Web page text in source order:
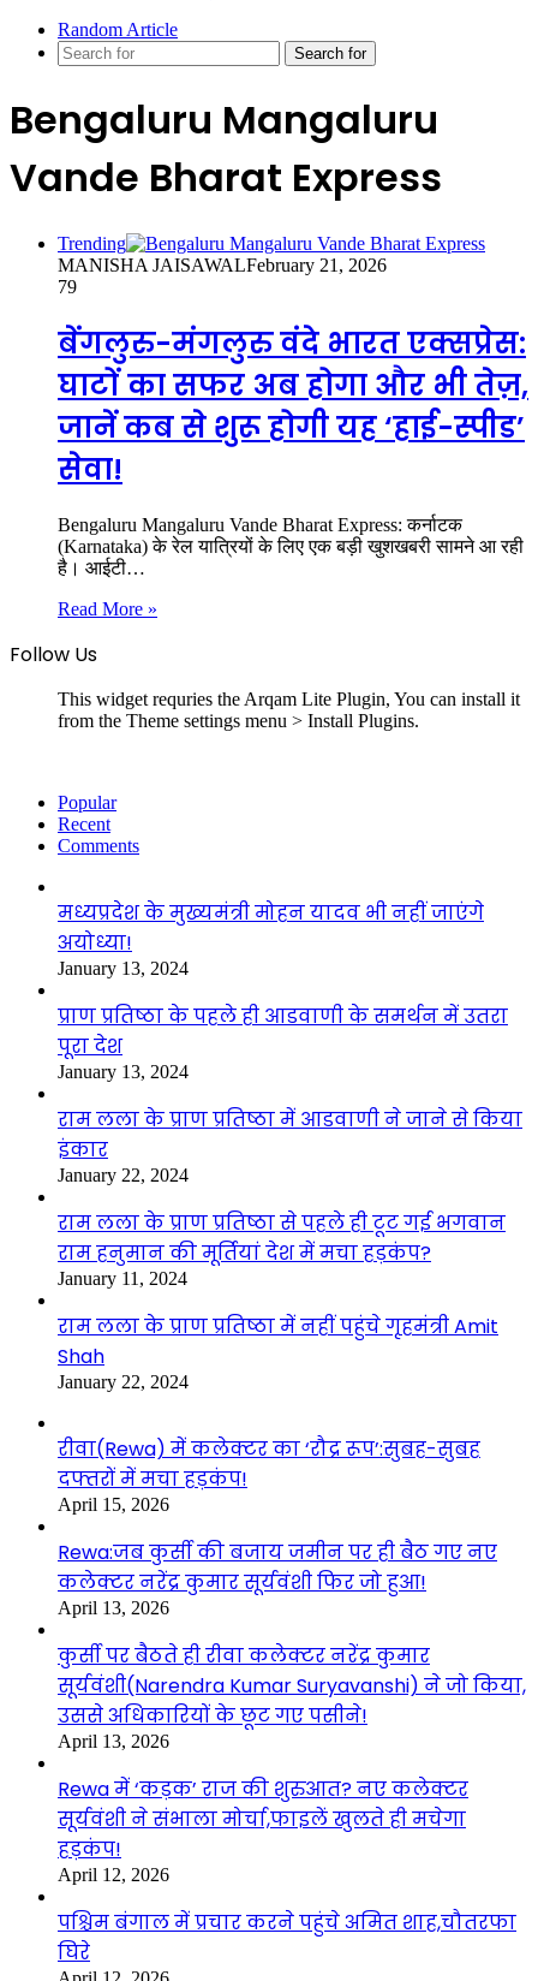
Random Article
Search for
Bengaluru Mangaluru
Vande Bharat Express
Trending
MANISHA JAISAWALFebruary 21, 2026
79
बेंगलुरु-मंगलुरु वंदे भारत एक्सप्रेस:
घाटों का सफर अब होगा और भी तेज़,
जानें कब से शुरू होगी यह ‘हाई-स्पीड’
सेवा!
Bengaluru Mangaluru Vande Bharat Express: कर्नाटक
(Karnataka) के रेल यात्रियों के लिए एक बड़ी खुशखबरी सामने आ रही
है। आईटी…
Read More »
Follow Us
This widget requries the Arqam Lite Plugin, You can install it
from the Theme settings menu > Install Plugins.
Popular
Recent
Comments
मध्यप्रदेश के मुख्यमंत्री मोहन यादव भी नहीं जाएंगे
अयोध्या!
January 13, 2024
प्राण प्रतिष्ठा के पहले ही आडवाणी के समर्थन में उतरा
पूरा देश
January 13, 2024
राम लला के प्राण प्रतिष्ठा में आडवाणी ने जाने से किया
इंकार
January 22, 2024
राम लला के प्राण प्रतिष्ठा से पहले ही टूट गई भगवान
राम हनुमान की मूर्तियां देश में मचा हड़कंप?
January 11, 2024
राम लला के प्राण प्रतिष्ठा में नहीं पहुंचे गृहमंत्री Amit
Shah
January 22, 2024
रीवा(Rewa) में कलेक्टर का ‘रौद्र रूप’:सुबह-सुबह
दफ्तरों में मचा हड़कंप!
April 15, 2026
Rewa:जब कुर्सी की बजाय जमीन पर ही बैठ गए नए
कलेक्टर नरेंद्र कुमार सूर्यवंशी फिर जो हुआ!
April 13, 2026
कुर्सी पर बैठते ही रीवा कलेक्टर नरेंद्र कुमार
सूर्यवंशी(Narendra Kumar Suryavanshi) ने जो किया,
उससे अधिकारियों के छूट गए पसीने!
April 13, 2026
Rewa में ‘कड़क’ राज की शुरुआत? नए कलेक्टर
सूर्यवंशी ने संभाला मोर्चा,फाइलें खुलते ही मचेगा
हड़कंप!
April 12, 2026
पश्चिम बंगाल में प्रचार करने पहुंचे अमित शाह,चौतरफा
घिरे